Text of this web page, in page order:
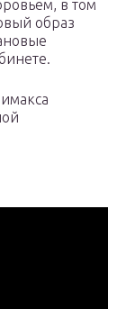
в том
образ